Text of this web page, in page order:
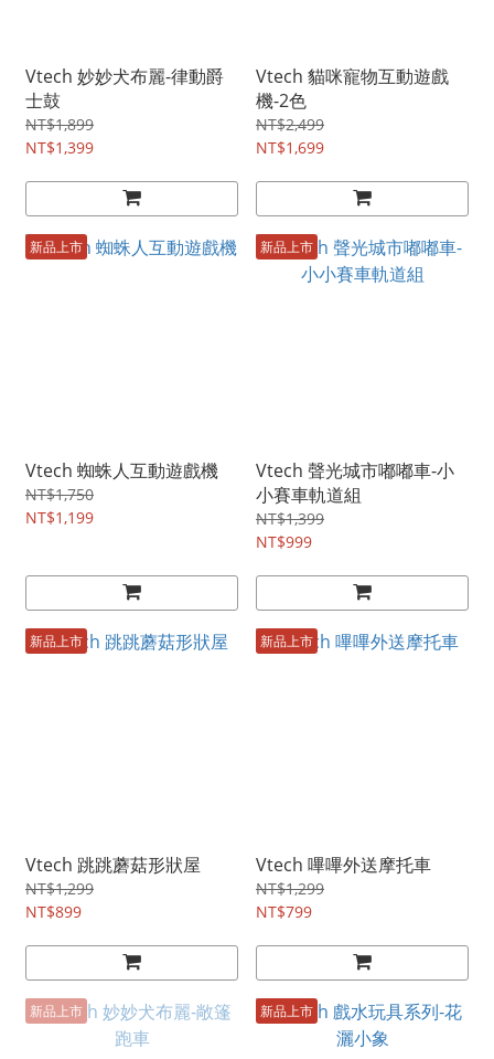
Vtech 妙妙犬布麗-律動爵
士鼓
NT$1,899
NT$1,399
Vtech 貓咪寵物互動遊戲
機-2色
NT$2,499
NT$1,699
新品上市
Vtech 蜘蛛人互動遊戲機
NT$1,750
NT$1,199
新品上市
Vtech 聲光城市嘟嘟車-小
小賽車軌道組
NT$1,399
NT$999
新品上市
Vtech 跳跳蘑菇形狀屋
NT$1,299
NT$899
新品上市
Vtech 嗶嗶外送摩托車
NT$1,299
NT$799
新品上市 新品上市